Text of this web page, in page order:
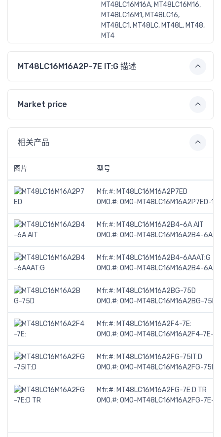
MT48LC16M16A, MT48LC16M16,
MT48LC16M1, MT48LC16,
MT48LC1, MT48LC, MT48L, MT48,
MT4
MT48LC16M16A2P-7E IT:G 描述
Market price
相关产品
图片 型号
Mfr.#: MT48LC16M16A2P7ED
OMO.#: OMO-MT48LC16M16A2P7ED-
Mfr.#: MT48LC16M16A2B4-6A AIT
OMO.#: OMO-MT48LC16M16A2B4-6A-
Mfr.#: MT48LC16M16A2B4-6AAAT:G
OMO.#: OMO-MT48LC16M16A2B4-
Mfr.#: MT48LC16M16A2BG-75D
OMO.#: OMO-MT48LC16M16A2BG-75D-
Mfr.#: MT48LC16M16A2F4-7E:
OMO.#: OMO-MT48LC16M16A2F4-7E--
Mfr.#: MT48LC16M16A2FG-75IT:D
OMO.#: OMO-MT48LC16M16A2FG-
Mfr.#: MT48LC16M16A2FG-7E:D TR
OMO.#: OMO-MT48LC16M16A2FG-7E-